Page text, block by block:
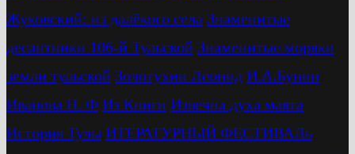
Жуковский: из далёкого села Знаменитые
десантники 106-й Тульской Знаменитые моряки
земли тульской Золотухин Леонид И.А.Бунин
Иванова Н. Ф Из Книги Извечна духа маята
История Тулы ИТЕРАТУРНЫЙ ФЕСТИВАЛь